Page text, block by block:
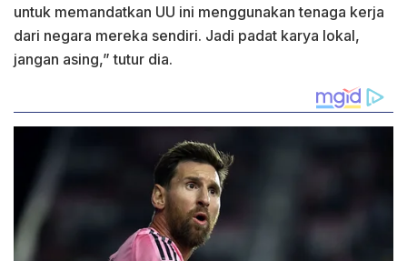
untuk memandatkan UU ini menggunakan tenaga kerja
dari negara mereka sendiri. Jadi padat karya lokal,
jangan asing,” tutur dia.